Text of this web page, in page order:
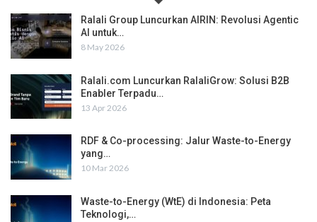
Ralali Group Luncurkan AIRIN: Revolusi Agentic
AI untuk…
8 May 2026
Ralali.com Luncurkan RalaliGrow: Solusi B2B
Enabler Terpadu…
13 Apr 2026
RDF & Co-processing: Jalur Waste-to-Energy
yang…
10 Mar 2026
Waste-to-Energy (WtE) di Indonesia: Peta
Teknologi,…